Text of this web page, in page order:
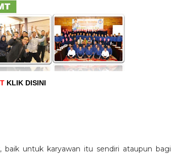
KLIK DISINI
baik untuk karyawan itu sendiri ataupun bagi